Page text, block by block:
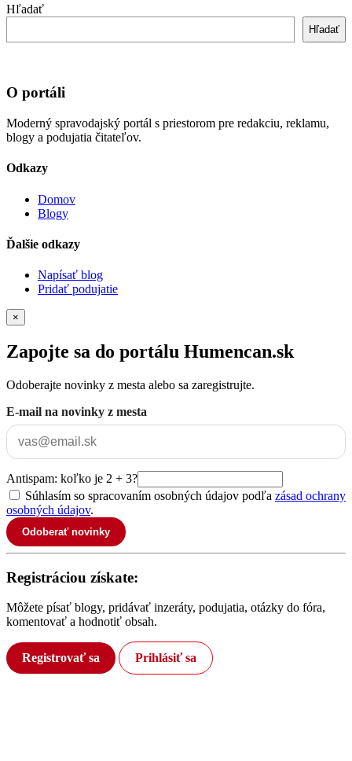
Hľadať
Hľadať
O portáli
Moderný spravodajský portál s priestorom pre redakciu, reklamu,
blogy a podujatia čitateľov.
Odkazy
Domov
Blogy
Ďalšie odkazy
Napísať blog
Pridať podujatie
×
Zapojte sa do portálu Humencan.sk
Odoberajte novinky z mesta alebo sa zaregistrujte.
E-mail na novinky z mesta
Antispam: koľko je 2 + 3?
Súhlasím so spracovaním osobných údajov podľa zásad ochrany
osobných údajov.
Odoberať novinky
Registráciou získate:
Môžete písať blogy, pridávať inzeráty, podujatia, otázky do fóra,
komentovať a hodnotiť obsah.
Registrovať sa Prihlásiť sa